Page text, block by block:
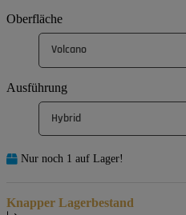
Oberfläche
Volcano
Ausführung
Hybrid
Nur noch 1 auf Lager!
Knapper Lagerbestand